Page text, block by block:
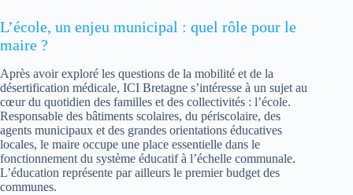
L’école, un enjeu municipal : quel rôle pour le
maire ?
Après avoir exploré les questions de la mobilité et de la
désertification médicale, ICI Bretagne s’intéresse à un sujet au
cœur du quotidien des familles et des collectivités : l’école.
Responsable des bâtiments scolaires, du périscolaire, des
agents municipaux et des grandes orientations éducatives
locales, le maire occupe une place essentielle dans le
fonctionnement du système éducatif à l’échelle communale.
L’éducation représente par ailleurs le premier budget des
communes.